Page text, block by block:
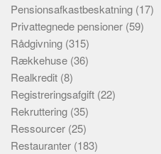
Pensionsafkastbeskatning (17)
Privattegnede pensioner (59)
Rådgivning (315)
Rækkehuse (36)
Realkredit (8)
Registreringsafgift (22)
Rekruttering (35)
Ressourcer (25)
Restauranter (183)